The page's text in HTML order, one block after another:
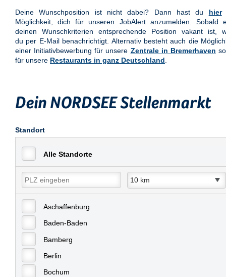
Deine Wunschposition ist nicht dabei? Dann hast du hier
Möglichkeit, dich für unseren JobAlert anzumelden. Sobald
deinen Wunschkriterien entsprechende Position vakant ist,
du per E-Mail benachrichtigt. Alternativ besteht auch die
einer Initiativbewerbung für unsere Zentrale in Bremerhaven
für unsere Restaurants in ganz Deutschland
Dein NORDSEE Stellenmarkt
Standort
Alle Standorte
Aschaffenburg
Baden-Baden
Bamberg
Berlin
Bochum